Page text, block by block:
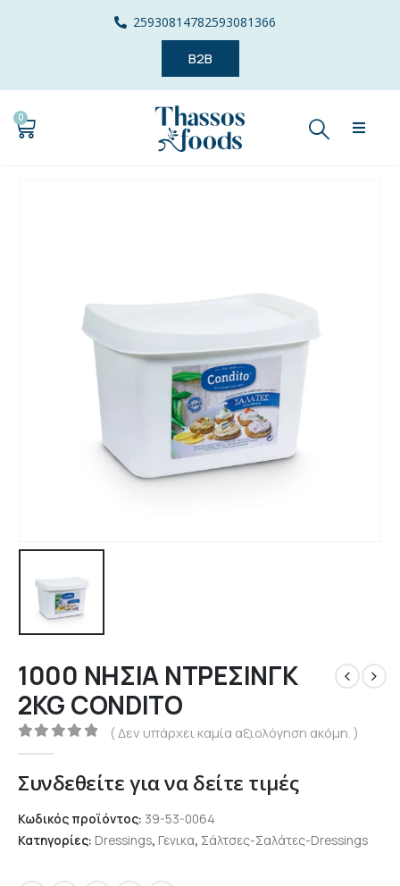
25930814782593081366
B2B
0
1000 ΝΗΣΙΑ ΝΤΡΕΣΙΝΓΚ
2KG CONDITO
0out of 5
( Δεν υπάρχει καμία αξιολόγηση ακόμη. )
Συνδεθείτε για να δείτε τιμές
Κωδικός προϊόντος: 39-53-0064
Κατηγορίες: Dressings, Γενικα, Σάλτσες-Σαλάτες-Dressings